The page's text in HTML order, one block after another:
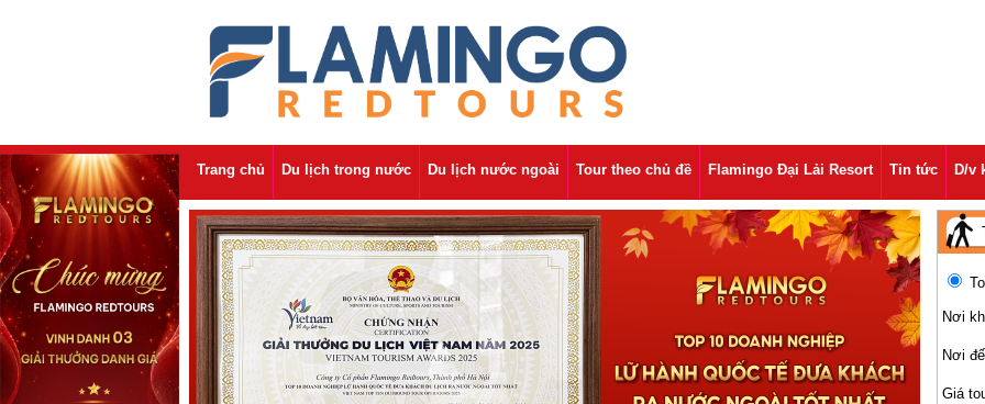
Trang chủ Du lịch trong nước Du lịch nước ngoài Tour theo chủ đề Flamingo Đại Lải Resort Tin tức D/v
Nơi
Nơi
Giá